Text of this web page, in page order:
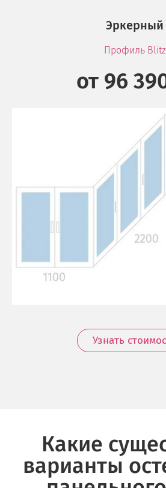
Эркерный
Профиль Blitz
от 96
Узнать
Какие
варианты